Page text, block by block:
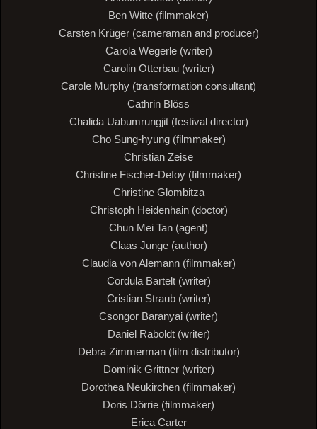
Ben Witte (filmmaker)
Carsten Krüger (cameraman and producer)
Carola Wegerle (writer)
Carolin Otterbau (writer)
Carole Murphy (transformation consultant)
Cathrin Blöss
Chalida Uabumrungjit (festival director)
Cho Sung-hyung (filmmaker)
Christian Zeise
Christine Fischer-Defoy (filmmaker)
Christine Glombitza
Christoph Heidenhain (doctor)
Chun Mei Tan (agent)
Claas Junge (author)
Claudia von Alemann (filmmaker)
Cordula Bartelt (writer)
Cristian Straub (writer)
Csongor Baranyai (writer)
Daniel Raboldt (writer)
Debra Zimmerman (film distributor)
Dominik Grittner (writer)
Dorothea Neukirchen (filmmaker)
Doris Dörrie (filmmaker)
Erica Carter